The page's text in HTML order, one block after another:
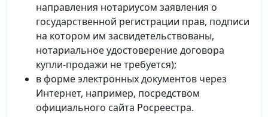
направления нотариусом заявления о
государственной регистрации прав, подписи
на котором им засвидетельствованы,
нотариальное удостоверение договора
купли-продажи не требуется);
в форме электронных документов через
Интернет, например, посредством
официального сайта Росреестра.